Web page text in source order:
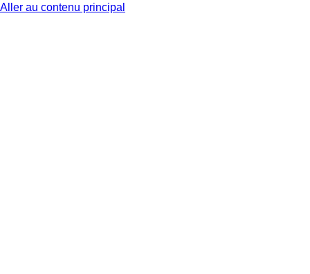
Aller au contenu principal